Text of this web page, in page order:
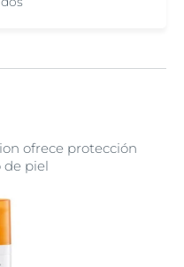
ofrece protección
de piel